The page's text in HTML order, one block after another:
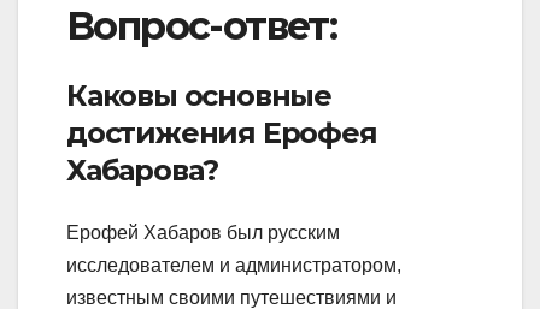
Вопрос-ответ:
Каковы основные
достижения Ерофея
Хабарова?
Ерофей Хабаров был русским
исследователем и администратором,
известным своими путешествиями и